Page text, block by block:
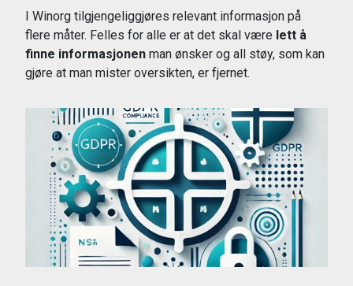
I Winorg tilgjengeliggjøres relevant informasjon på
flere måter. Felles for alle er at det skal være lett å
finne informasjonen man ønsker og all støy, som kan
gjøre at man mister oversikten, er fjernet.